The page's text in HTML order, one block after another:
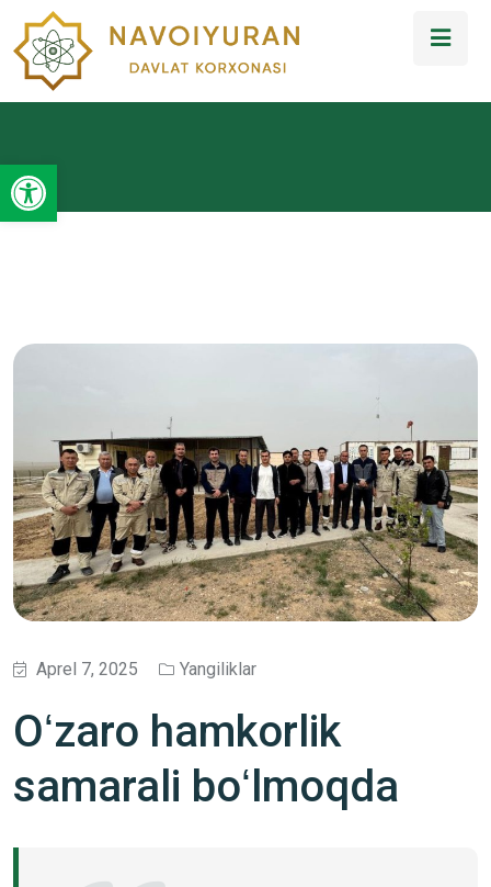
Open toolbar
Aprel 7, 2025 Yangiliklar
Oʻzaro hamkorlik
samarali boʻlmoqda